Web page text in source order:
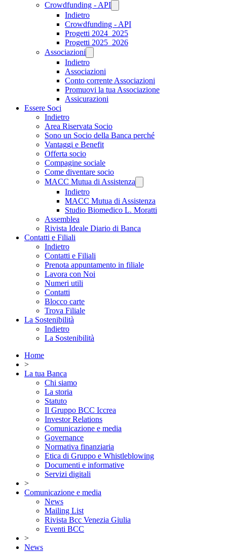
Crowdfunding - API
Indietro
Crowdfunding - API
Progetti 2024_2025
Progetti 2025_2026
Associazioni
Indietro
Associazioni
Conto corrente Associazioni
Promuovi la tua Associazione
Assicurazioni
Essere Soci
Indietro
Area Riservata Socio
Sono un Socio della Banca perché
Vantaggi e Benefit
Offerta socio
Compagine sociale
Come diventare socio
MACC Mutua di Assistenza
Indietro
MACC Mutua di Assistenza
Studio Biomedico L. Moratti
Assemblea
Rivista Ideale Diario di Banca
Contatti e Filiali
Indietro
Contatti e Filiali
Prenota appuntamento in filiale
Lavora con Noi
Numeri utili
Contatti
Blocco carte
Trova Filiale
La Sostenibilità
Indietro
La Sostenibilità
Home
>
La tua Banca
Chi siamo
La storia
Statuto
Il Gruppo BCC Iccrea
Investor Relations
Comunicazione e media
Governance
Normativa finanziaria
Etica di Gruppo e Whistleblowing
Documenti e informative
Servizi digitali
>
Comunicazione e media
News
Mailing List
Rivista Bcc Venezia Giulia
Eventi BCC
>
News